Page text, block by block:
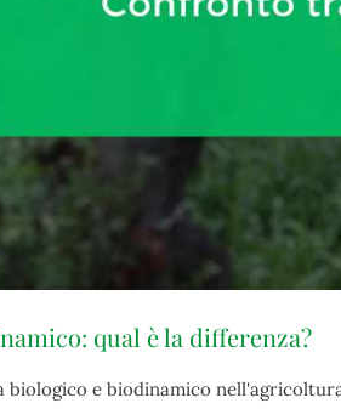
qual è la differenza?
biologico e biodinamico